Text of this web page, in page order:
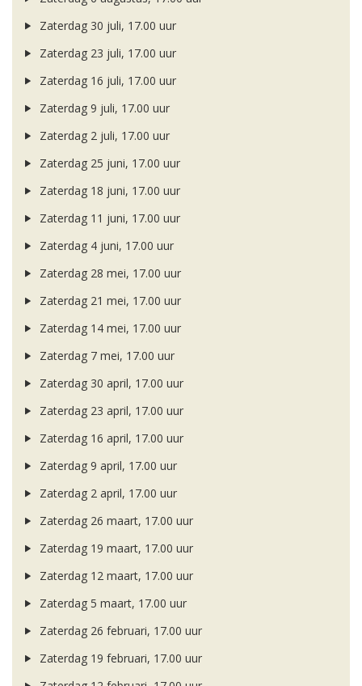
Zaterdag 30 juli, 17.00 uur
Zaterdag 23 juli, 17.00 uur
Zaterdag 16 juli, 17.00 uur
Zaterdag 9 juli, 17.00 uur
Zaterdag 2 juli, 17.00 uur
Zaterdag 25 juni, 17.00 uur
Zaterdag 18 juni, 17.00 uur
Zaterdag 11 juni, 17.00 uur
Zaterdag 4 juni, 17.00 uur
Zaterdag 28 mei, 17.00 uur
Zaterdag 21 mei, 17.00 uur
Zaterdag 14 mei, 17.00 uur
Zaterdag 7 mei, 17.00 uur
Zaterdag 30 april, 17.00 uur
Zaterdag 23 april, 17.00 uur
Zaterdag 16 april, 17.00 uur
Zaterdag 9 april, 17.00 uur
Zaterdag 2 april, 17.00 uur
Zaterdag 26 maart, 17.00 uur
Zaterdag 19 maart, 17.00 uur
Zaterdag 12 maart, 17.00 uur
Zaterdag 5 maart, 17.00 uur
Zaterdag 26 februari, 17.00 uur
Zaterdag 19 februari, 17.00 uur